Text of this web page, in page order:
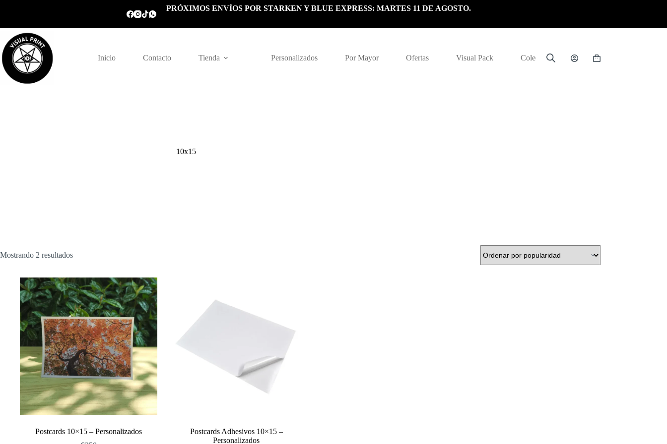
PRÓXIMOS ENVÍOS POR STARKEN Y BLUE EXPRESS: MARTES 11 DE AGOSTO.
Inicio Contacto Tienda Personalizados Por Mayor Ofertas Visual Pack Colección
Carrito
10x15
Mostrando 2 resultadosOrdenado
Postcards 10×15 – Personalizados
Postcards Adhesivos 10×15 –
Personalizados